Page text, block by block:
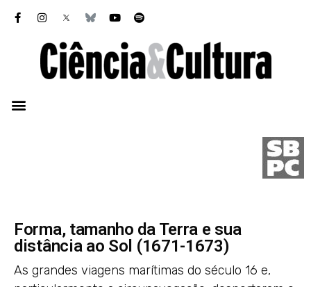
Forma, tamanho da Terra e sua
distância ao Sol (1671-1673)
As grandes viagens marítimas do século 16 e,